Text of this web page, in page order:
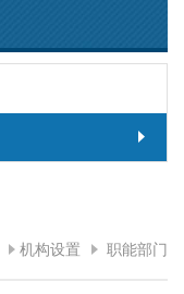
机构设置 职能部门